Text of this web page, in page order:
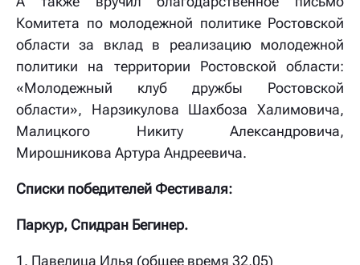
Комитета по молодежной политике Ростовской
области за вклад в реализацию молодежной
политики на территории Ростовской области:
«Молодежный клуб дружбы Ростовской
области», Нарзикулова Шахбоза Халимовича,
Малицкого Никиту Александровича,
Мирошникова Артура Андреевича.
Списки победителей Фестиваля:
Паркур, Спидран Бегинер.
1. Павелица Илья (общее время 32,05)